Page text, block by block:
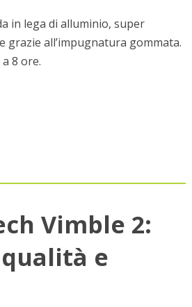
in lega di alluminio, super
grazie all’impugnatura gommata.
8 ore.
Vimble 2:
e